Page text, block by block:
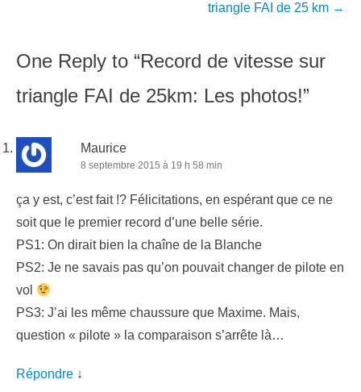
articles
triangle FAI de 25 km →
One Reply to “Record de vitesse sur
triangle FAI de 25km: Les photos!”
Maurice
8 septembre 2015 à 19 h 58 min
ça y est, c’est fait !? Félicitations, en espérant que ce ne
soit que le premier record d’une belle série.
PS1: On dirait bien la chaîne de la Blanche
PS2: Je ne savais pas qu’on pouvait changer de pilote en
vol
PS3: J’ai les même chaussure que Maxime. Mais,
question « pilote » la comparaison s’arrête là…
Répondre ↓